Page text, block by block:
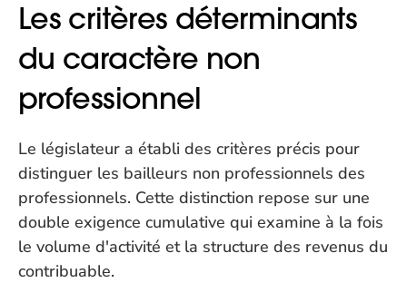
Les critères déterminants
du caractère non
professionnel
Le législateur a établi des critères précis pour
distinguer les bailleurs non professionnels des
professionnels. Cette distinction repose sur une
double exigence cumulative qui examine à la fois
le volume d'activité et la structure des revenus du
contribuable.